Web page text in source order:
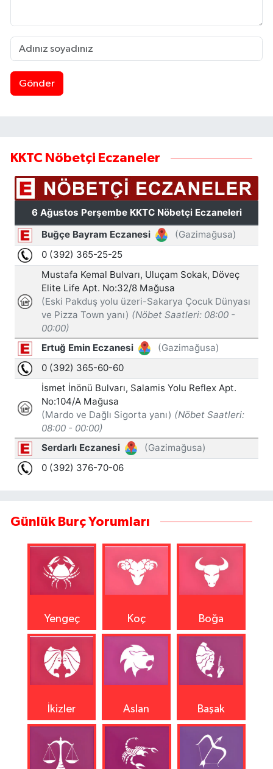
Gönder
KKTC Nöbetçi Eczaneler
Günlük Burç Yorumları
Yengeç Koç Boğa
İkizler Aslan Başak